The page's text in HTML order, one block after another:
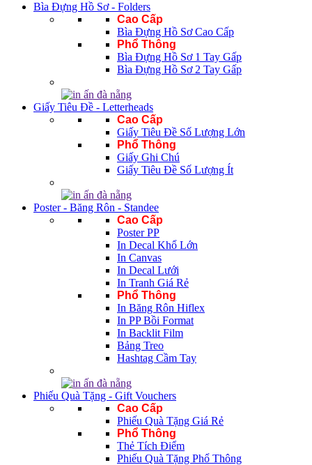
Bìa Đựng Hồ Sơ - Folders
Cao Cấp
Bìa Đựng Hồ Sơ Cao Cấp
Phổ Thông
Bìa Đựng Hồ Sơ 1 Tay Gấp
Bìa Đựng Hồ Sơ 2 Tay Gấp
Giấy Tiêu Đề - Letterheads
Cao Cấp
Giấy Tiêu Đề Số Lượng Lớn
Phổ Thông
Giấy Ghi Chú
Giấy Tiêu Đề Số Lượng Ít
Poster - Băng Rôn - Standee
Cao Cấp
Poster PP
In Decal Khổ Lớn
In Canvas
In Decal Lưới
In Tranh Giá Rẻ
Phổ Thông
In Băng Rôn Hiflex
In PP Bồi Format
In Backlit Film
Bảng Treo
Hashtag Cầm Tay
Phiếu Quà Tặng - Gift Vouchers
Cao Cấp
Phiếu Quà Tặng Giá Rẻ
Phổ Thông
Thẻ Tích Điểm
Phiếu Quà Tặng Phổ Thông